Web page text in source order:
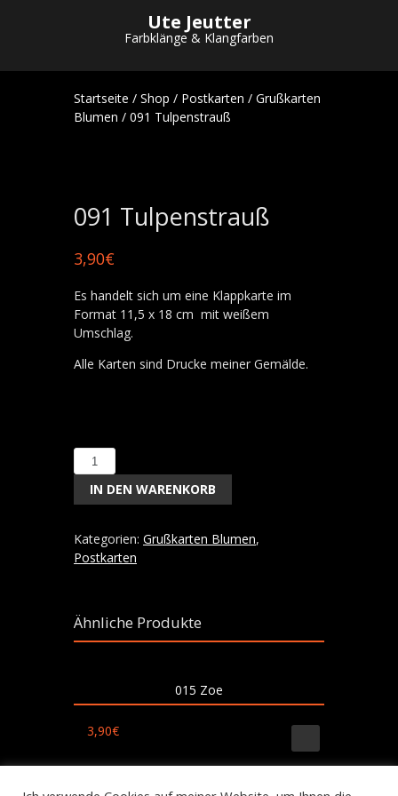
Ute Jeutter
Farbklänge & Klangfarben
Startseite / Shop / Postkarten / Grußkarten
Blumen / 091 Tulpenstrauß
091 Tulpenstrauß
3,90€
Es handelt sich um eine Klappkarte im
Format 11,5 x 18 cm mit weißem
Umschlag.
Alle Karten sind Drucke meiner Gemälde.
091
Tulpenstrauß
Menge
IN DEN WARENKORB
Kategorien: Grußkarten Blumen,
Postkarten
Ähnliche Produkte
015 Zoe
3,90€